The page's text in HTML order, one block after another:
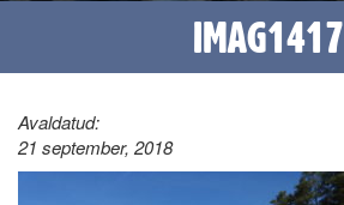
IMAG1417
Avaldatud:
21 september, 2018